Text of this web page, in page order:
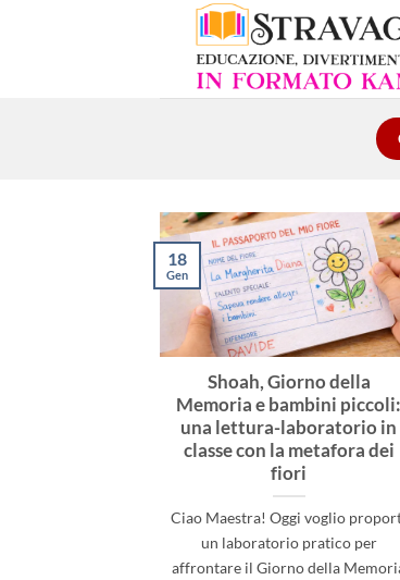
Shoah, Giorno della
Memoria e bambini piccoli:
una lettura-laboratorio in
classe con la metafora dei
fiori
Ciao Maestra! Oggi voglio
un laboratorio pratico per
affrontare il Giorno della
18
Gen